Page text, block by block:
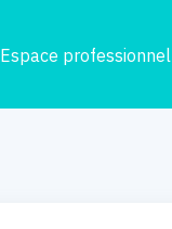
Espace professionnel